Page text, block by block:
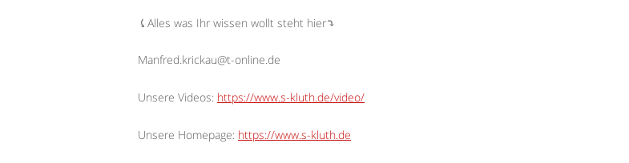
⤹Alles was Ihr wissen wollt steht hier⤵︎
Manfred.krickau@t-online.de
Unsere Videos: https://www.s-kluth.de/video/
Unsere Homepage: https://www.s-kluth.de